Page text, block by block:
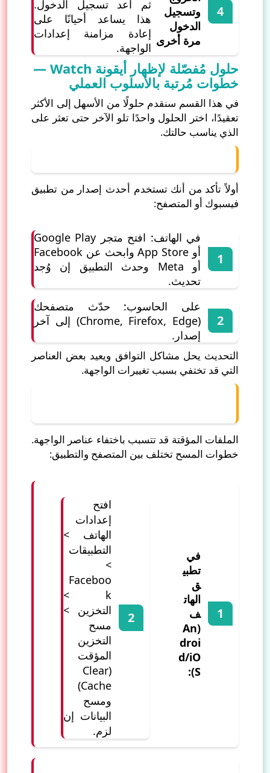
وتسجيل
الدخول
مرة أخرى
ثم أعد تسجيل الدخول.
هذا يساعد أحيانًا على
إعادة مزامنة إعدادات
الواجهة.
حلول مُفصّلة لإظهار أيقونة Watch —
خطوات مُرتبة بالأسلوب العملي
في هذا القسم سنقدم حلولًا من الأسهل إلى الأكثر
تعقيدًا، اختر الحلول واحدًا تلو الآخر حتى تعثر على
الذي يناسب حالتك.
أولاً تأكد من أنك تستخدم أحدث إصدار من تطبيق
فيسبوك أو المتصفح:
في الهاتف: افتح متجر Google Play
أو App Store وابحث عن Facebook
أو Meta وحدث التطبيق إن وُجد
تحديث.
على الحاسوب: حدّث متصفحك
(Chrome, Firefox, Edge) إلى آخر
إصدار.
التحديث يحل مشاكل التوافق ويعيد بعض العناصر
التي قد تختفي بسبب تغييرات الواجهة.
الملفات المؤقتة قد تتسبب باختفاء عناصر الواجهة.
خطوات المسح تختلف بين المتصفح والتطبيق:
في
تطبي
ق
الهات
ف
(An
droi
d/iO
S):
افتح
إعدادات
الهاتف >
التطبيقات
>
Faceboo
k >
التخزين >
مسح
التخزين
المؤقت
(Clear
Cache)
ومسح
البيانات إن
لزم.